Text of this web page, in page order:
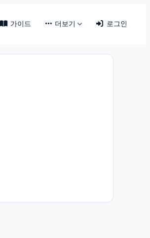
가이드 더보기 로그인